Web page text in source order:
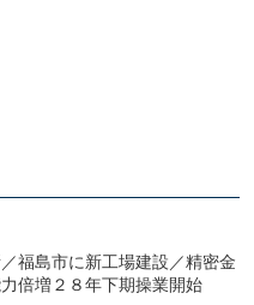
福島市に新工場建設／精密金
倍増２８年下期操業開始